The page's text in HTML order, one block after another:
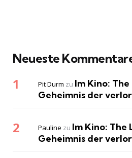
Neueste
Pit Durm zu Im Kino:
Geheimnis der
Pauline zu Im Kino: The
Geheimnis der